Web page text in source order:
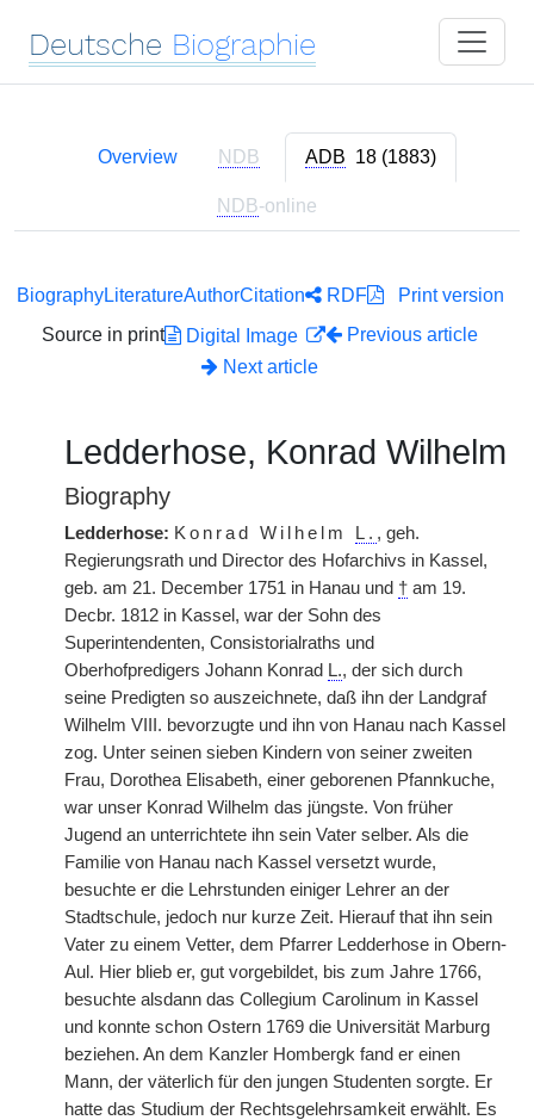
Deutsche Biographie
Overview NDB ADB 18 (1883)
NDB-online
BiographyLiteratureAuthorCitation RDF
Print version
Source in print
Digital Image
Previous article
Next article
Ledderhose, Konrad Wilhelm
Biography
Ledderhose: Konrad Wilhelm L. , geh.
Regierungsrath und Director des Hofarchivs in Kassel,
geb. am 21. December 1751 in Hanau und † am 19.
Decbr. 1812 in Kassel, war der Sohn des
Superintendenten, Consistorialraths und
Oberhofpredigers Johann Konrad L., der sich durch
seine Predigten so auszeichnete, daß ihn der Landgraf
Wilhelm VIII. bevorzugte und ihn von Hanau nach Kassel
zog. Unter seinen sieben Kindern von seiner zweiten
Frau, Dorothea Elisabeth, einer geborenen Pfannkuche,
war unser Konrad Wilhelm das jüngste. Von früher
Jugend an unterrichtete ihn sein Vater selber. Als die
Familie von Hanau nach Kassel versetzt wurde,
besuchte er die Lehrstunden einiger Lehrer an der
Stadtschule, jedoch nur kurze Zeit. Hierauf that ihn sein
Vater zu einem Vetter, dem Pfarrer Ledderhose in Obern-
Aul. Hier blieb er, gut vorgebildet, bis zum Jahre 1766,
besuchte alsdann das Collegium Carolinum in Kassel
und konnte schon Ostern 1769 die Universität Marburg
beziehen. An dem Kanzler Hombergk fand er einen
Mann, der väterlich für den jungen Studenten sorgte. Er
hatte das Studium der Rechtsgelehrsamkeit erwählt. Es